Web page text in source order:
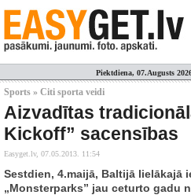
Piektdiena, 07.Augusts
Sports » Citi sporta veidi
Aizvadītas
Kickoff” sacensības
Easyget.lv, 07.05.2013. 11:54
Sestdien, 4.maijā, Baltijā lielākajā
„Monsterparks” jau ceturto gadu